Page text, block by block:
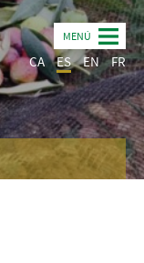
CA ES EN FR
MENÚ